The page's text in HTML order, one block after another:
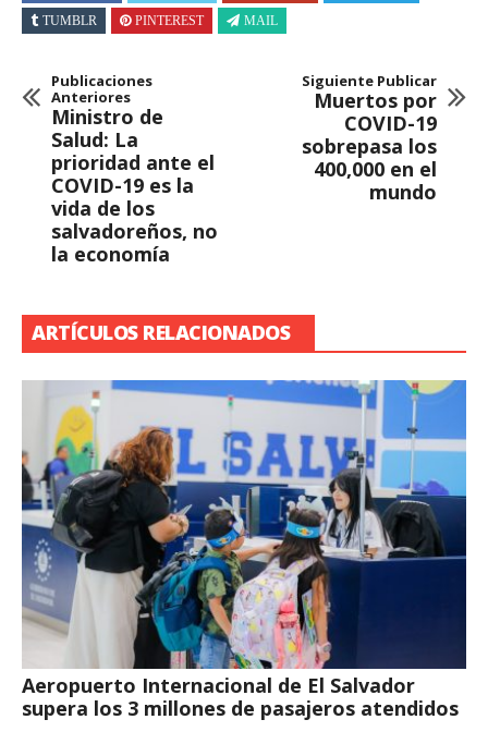
TUMBLR PINTEREST MAIL
Publicaciones
Anteriores
Ministro de
Salud: La
prioridad ante el
COVID-19 es la
vida de los
salvadoreños, no
la economía
Siguiente Publicar
Muertos por
COVID-19
sobrepasa los
400,000 en el
mundo
ARTÍCULOS RELACIONADOS
Aeropuerto Internacional de El Salvador
supera los 3 millones de pasajeros atendidos